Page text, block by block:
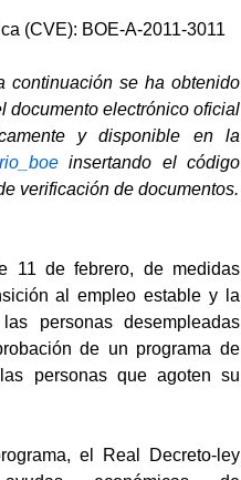
(CVE): BOE-A-2011-3011
continuación se ha obtenido
documento electrónico oficial
y disponible en la
insertando el código
verificación de documentos.
11 de febrero, de medidas
al empleo estable y la
personas desempleadas
de un programa de
personas que agoten su
el Real Decreto-ley